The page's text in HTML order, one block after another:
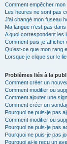
Comment empêcher
Les heures ne sont pas
J’ai changé mon fuseau
Ma langue n’est pas
A quoi correspondent les
Comment puis-je afficher
Qu’est-ce que mon rang
Lorsque je clique sur le
Problèmes liés à la
Comment créer un
Comment modifier ou
Comment ajouter une
Comment créer un
Pourquoi ne puis-je pas
Comment modifier ou
Pourquoi ne puis-je pas
Pourquoi ne puis-je pas
Pourquoi ai-je reçu un